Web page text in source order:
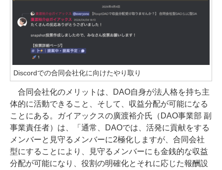
Discordでの合同会社化に向けたやり取り
合同会社化のメリットは、DAO自身が法人格を持ち主
体的に活動できること、そして、収益分配が可能になる
ことにある。ガイアックスの廣渡裕介氏（DAO事業部 副
事業責任者）は、「通常、DAOでは、活発に貢献をする
メンバーと見守るメンバーに2極化しますが、合同会社
型にすることにより、見守るメンバーにも金銭的な収益
分配が可能になり、役割の明確化とそれに応じた報酬設